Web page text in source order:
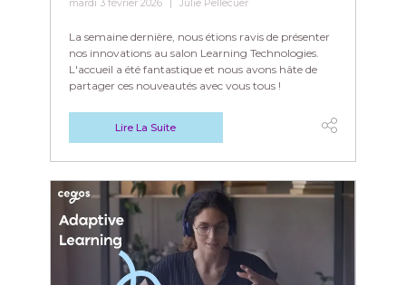
La semaine dernière, nous étions ravis de présenter
nos innovations au salon Learning Technologies.
L'accueil a été fantastique et nous avons hâte de
partager ces nouveautés avec vous tous !
Lire La Suite